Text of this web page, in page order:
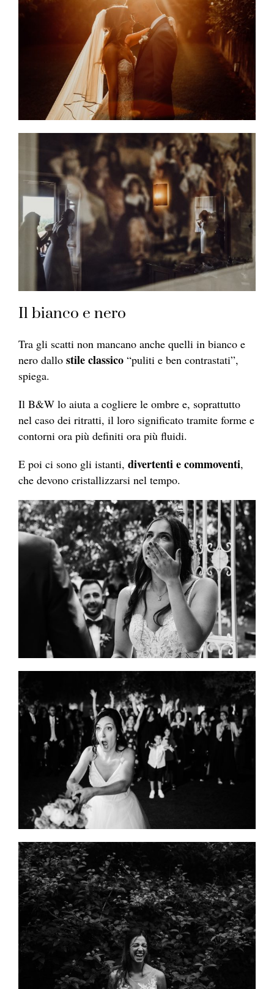
Il bianco e nero
Tra gli scatti non mancano anche quelli in bianco e
nero dallo stile classico “puliti e ben contrastati”,
spiega.
Il B&W lo aiuta a cogliere le ombre e, soprattutto
nel caso dei ritratti, il loro significato tramite forme e
contorni ora più definiti ora più fluidi.
E poi ci sono gli istanti, divertenti e commoventi,
che devono cristallizzarsi nel tempo.